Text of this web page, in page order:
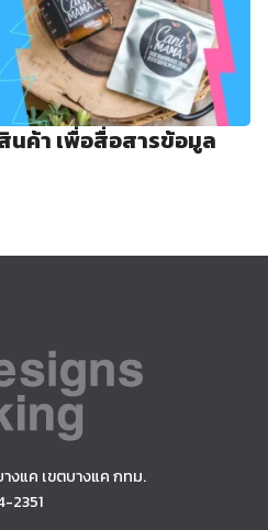
นค้า เพื่อสื่อสารข้อมูล
งแค เขตบางแค กทม.
2351